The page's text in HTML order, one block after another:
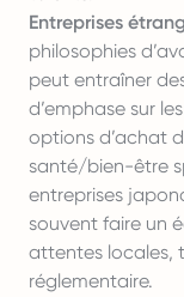
Entreprises
philosophies
peut entraîner
d’emphase sur
options d’achat
santé/bien-être
entreprises
souvent faire un
attentes locales,
réglementaire.